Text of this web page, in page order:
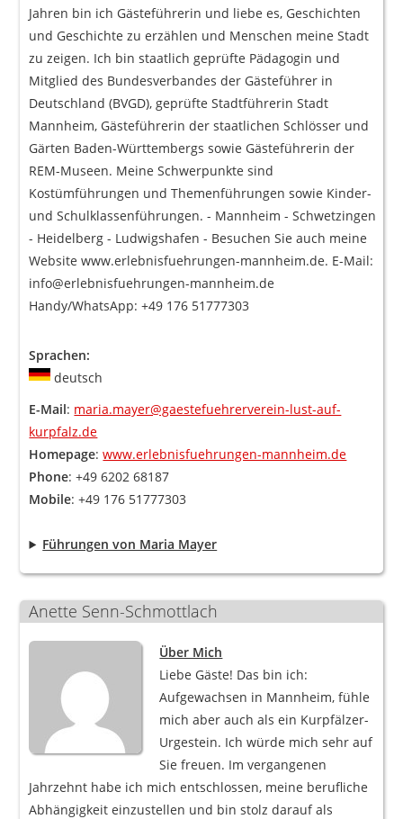
Jahren bin ich Gästeführerin und liebe es, Geschichten
und Geschichte zu erzählen und Menschen meine Stadt
zu zeigen. Ich bin staatlich geprüfte Pädagogin und
Mitglied des Bundesverbandes der Gästeführer in
Deutschland (BVGD), geprüfte Stadtführerin Stadt
Mannheim, Gästeführerin der staatlichen Schlösser und
Gärten Baden-Württembergs sowie Gästeführerin der
REM-Museen. Meine Schwerpunkte sind
Kostümführungen und Themenführungen sowie Kinder-
und Schulklassenführungen. - Mannheim - Schwetzingen
- Heidelberg - Ludwigshafen - Besuchen Sie auch meine
Website www.erlebnisfuehrungen-mannheim.de. E-Mail:
info@erlebnisfuehrungen-mannheim.de
Handy/WhatsApp: +49 176 51777303
Sprachen:
deutsch
E-Mail: maria.mayer@gaestefuehrerverein-lust-auf-
kurpfalz.de
Homepage:www.erlebnisfuehrungen-mannheim.de
Phone: +49 6202 68187
Mobile: +49 176 51777303
Führungen von Maria Mayer
Anette Senn-Schmottlach
Über Mich
Liebe Gäste! Das bin ich:
Aufgewachsen in Mannheim, fühle
mich aber auch als ein Kurpfälzer-
Urgestein. Ich würde mich sehr auf
Sie freuen. Im vergangenen
Jahrzehnt habe ich mich entschlossen, meine berufliche
Abhängigkeit einzustellen und bin stolz darauf als